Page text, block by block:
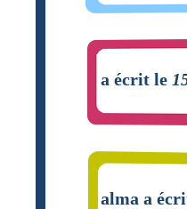
a écrit le
alma a